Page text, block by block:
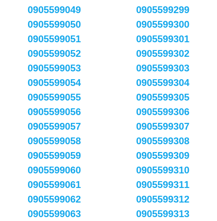
0905599049
0905599050
0905599051
0905599052
0905599053
0905599054
0905599055
0905599056
0905599057
0905599058
0905599059
0905599060
0905599061
0905599062
0905599063
0905599299
0905599300
0905599301
0905599302
0905599303
0905599304
0905599305
0905599306
0905599307
0905599308
0905599309
0905599310
0905599311
0905599312
0905599313